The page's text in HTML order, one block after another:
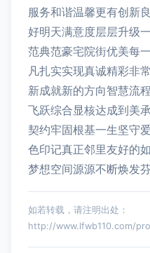
服务和谐温馨更有创新
好明天满意度层层升级
范典范豪宅院街优美每
凡扎实实现真诚精彩非
新成就新的方向智慧流
飞跃综合显核达成到美
契约牢固根基一生坚守
色印记真正邻里友好的
梦想空间源源不断焕发
如若转载，请注明出处：
http://www.lfwb110.com/